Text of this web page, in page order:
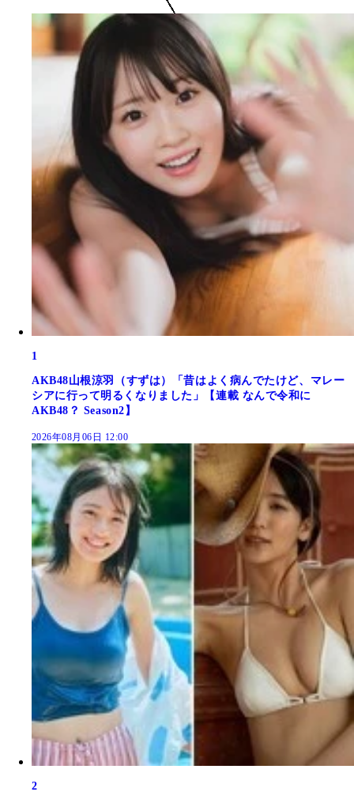
1
AKB48山根涼羽（すずは）「昔はよく病んでたけど、マレー
シアに行って明るくなりました」【連載 なんで令和に
AKB48？ Season2】
2026年08月06日 12:00
2